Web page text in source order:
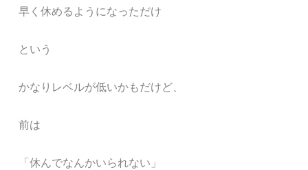
早く休めるようになっただけ
という
かなりレベルが低いかもだけど、
前は
「休んでなんかいられない」